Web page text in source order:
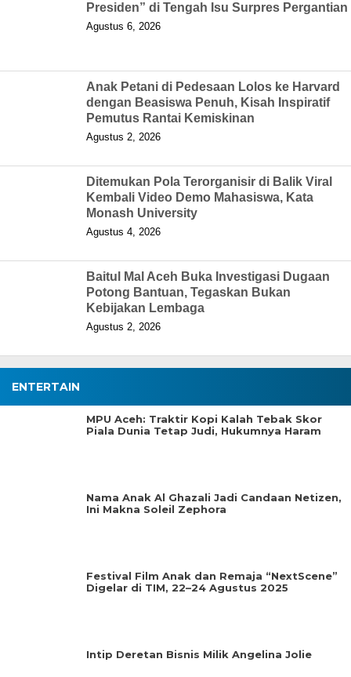
Presiden” di Tengah Isu Surpres Pergantian
Agustus 6, 2026
Anak Petani di Pedesaan Lolos ke Harvard
dengan Beasiswa Penuh, Kisah Inspiratif
Pemutus Rantai Kemiskinan
Agustus 2, 2026
Ditemukan Pola Terorganisir di Balik Viral
Kembali Video Demo Mahasiswa, Kata
Monash University
Agustus 4, 2026
Baitul Mal Aceh Buka Investigasi Dugaan
Potong Bantuan, Tegaskan Bukan
Kebijakan Lembaga
Agustus 2, 2026
ENTERTAIN
MPU Aceh: Traktir Kopi Kalah Tebak Skor
Piala Dunia Tetap Judi, Hukumnya Haram
Nama Anak Al Ghazali Jadi Candaan Netizen,
Ini Makna Soleil Zephora
Festival Film Anak dan Remaja “NextScene”
Digelar di TIM, 22–24 Agustus 2025
Intip Deretan Bisnis Milik Angelina Jolie